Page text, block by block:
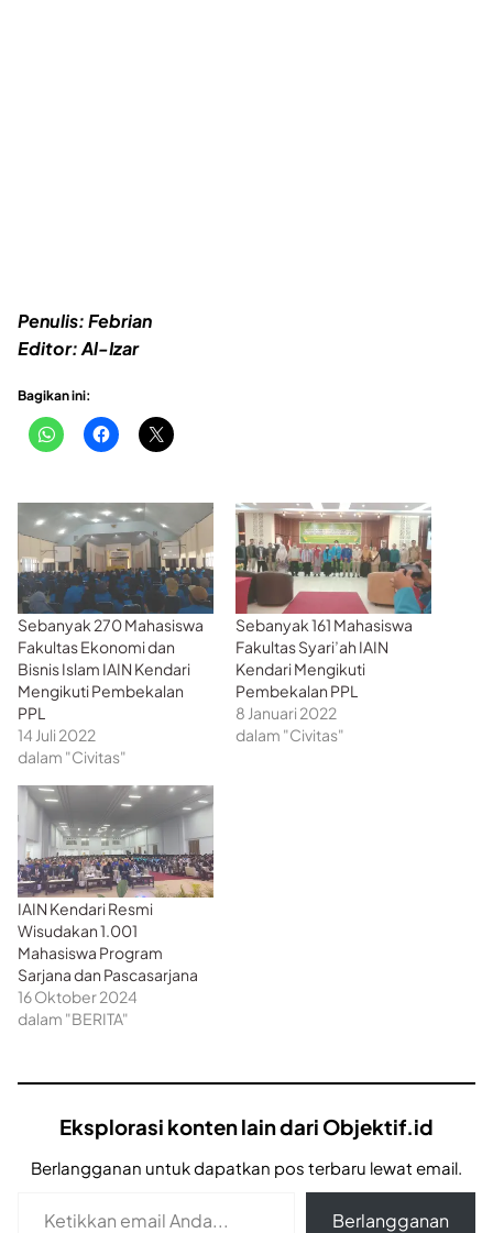
Penulis: Febrian
Editor: Al-Izar
Bagikan ini:
Sebanyak 270 Mahasiswa
Fakultas Ekonomi dan
Bisnis Islam IAIN Kendari
Mengikuti Pembekalan
PPL
14 Juli 2022
dalam "Civitas"
Sebanyak 161 Mahasiswa
Fakultas Syari’ah IAIN
Kendari Mengikuti
Pembekalan PPL
8 Januari 2022
dalam "Civitas"
IAIN Kendari Resmi
Wisudakan 1.001
Mahasiswa Program
Sarjana dan Pascasarjana
16 Oktober 2024
dalam "BERITA"
Eksplorasi konten lain dari Objektif.id
Berlangganan untuk dapatkan pos terbaru lewat email.
Berlangganan